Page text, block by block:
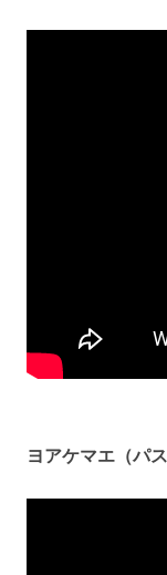
ヨアケマエ（パス